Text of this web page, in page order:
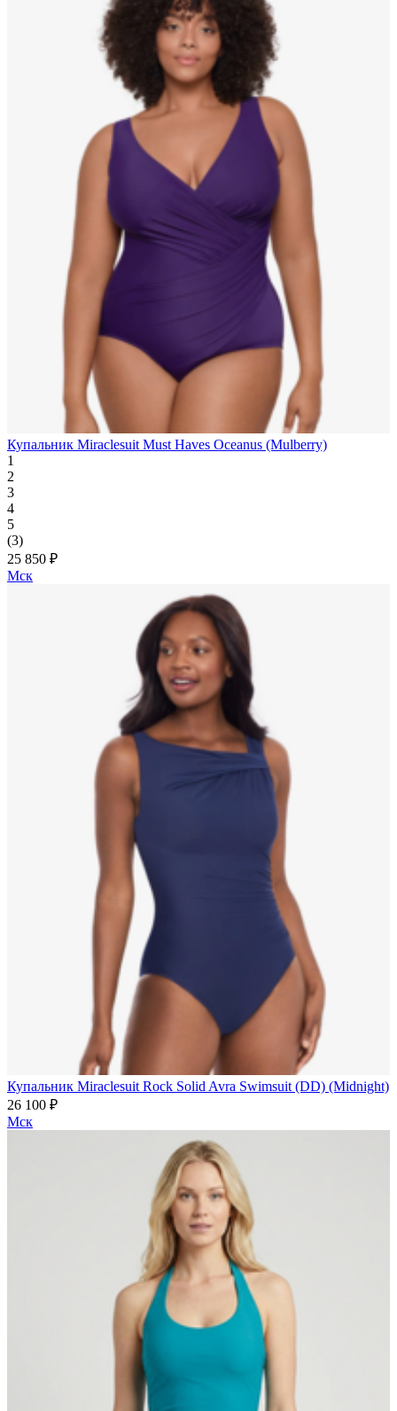
Купальник Miraclesuit Must Haves Oceanus (Mulberry)
1
2
3
4
5
(3)
25 850 ₽
Мск
Купальник Miraclesuit Rock Solid Avra Swimsuit (DD) (Midnight)
26 100 ₽
Мск